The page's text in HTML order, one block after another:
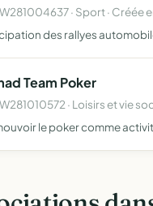
· Sport · Créée
des rallyes
Team Poker
· Loisirs et vie
le poker comme